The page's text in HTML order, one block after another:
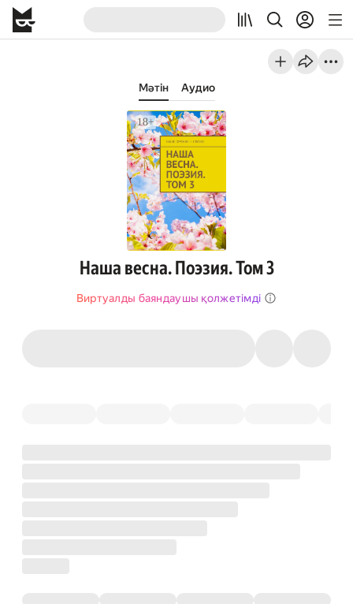
Мәтін Аудио
Наша весна. Поэзия. Том 3
Виртуалды баяндаушы қолжетімді